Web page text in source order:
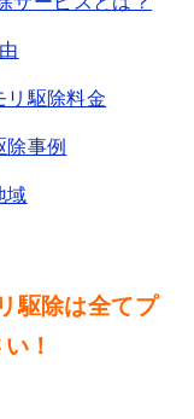
リ駆除料金
除事例
域
駆除は全てプ
！